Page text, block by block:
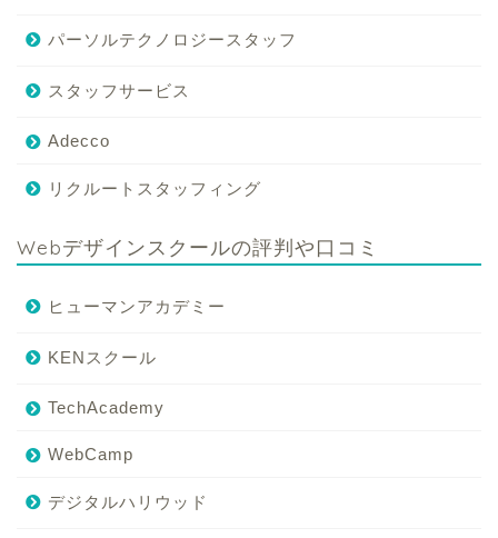
パーソルテクノロジースタッフ
スタッフサービス
Adecco
リクルートスタッフィング
Webデザインスクールの評判や口コミ
ヒューマンアカデミー
KENスクール
TechAcademy
WebCamp
デジタルハリウッド